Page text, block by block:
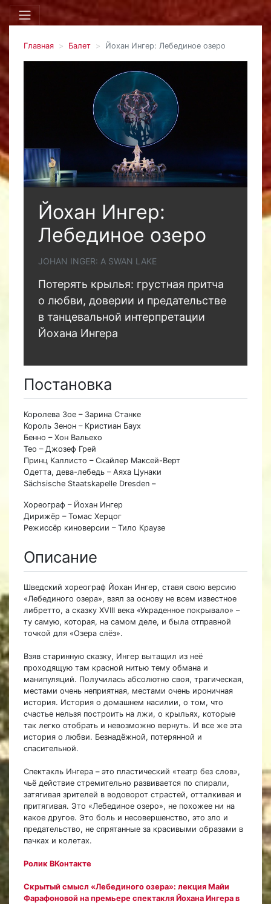
Главная Балет Йохан Ингер: Лебединое озеро
Йохан Ингер:
Лебединое озеро
JOHAN INGER: A SWAN LAKE
Потерять крылья: грустная притча
о любви, доверии и предательстве
в танцевальной интерпретации
Йохана Ингера
Постановка
Королева Зое – Зарина Станке
Король Зенон – Кристиан Баух
Бенно – Хон Вальехо
Тео – Джозеф Грей
Принц Каллисто – Скайлер Максей-Верт
Одетта, дева-лебедь – Аяха Цунаки
Sächsische Staatskapelle Dresden –
Хореограф – Йохан Ингер
Дирижёр – Томас Херцог
Режиссёр киноверсии – Тило Краузе
Описание
Шведский хореограф Йохан Ингер, ставя свою версию
«Лебединого озера», взял за основу не всем известное
либретто, а сказку XVIII века «Украденное покрывало» –
ту самую, которая, на самом деле, и была отправной
точкой для «Озера слёз».
Взяв старинную сказку, Ингер вытащил из неё
проходящую там красной нитью тему обмана и
манипуляций. Получилась абсолютно своя, трагическая,
местами очень неприятная, местами очень ироничная
история. История о домашнем насилии, о том, что
счастье нельзя построить на лжи, о крыльях, которые
так легко отобрать и невозможно вернуть. И все же эта
история о любви. Безнадёжной, потерянной и
спасительной.
Спектакль Ингера – это пластический «театр без слов»,
чьё действие стремительно развивается по спирали,
затягивая зрителей в водоворот страстей, отталкивая и
притягивая. Это «Лебединое озеро», не похожее ни на
какое другое. Это боль и несовершенство, это зло и
предательство, не спрятанные за красивыми образами в
пачках и колетах.
Ролик ВКонтакте
Скрытый смысл «Лебединого озера»: лекция Майи
Фарафоновой на премьере спектакля Йохана Ингера в